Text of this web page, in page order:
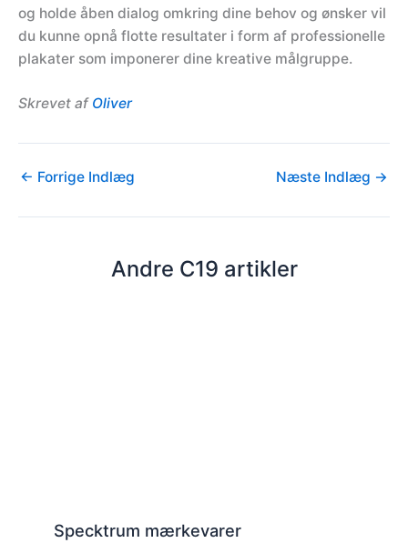
og holde åben dialog omkring dine behov og ønsker vil
du kunne opnå flotte resultater i form af professionelle
plakater som imponerer dine kreative målgruppe.
Skrevet af Oliver
← Forrige Indlæg Næste Indlæg →
Andre C19 artikler
Specktrum mærkevarer